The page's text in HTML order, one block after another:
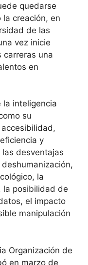
quedarse
la creación, en
de las
vez inicie
carreras una
en
la inteligencia
su
y
desventajas
la
la posibilidad de
el impacto
manipulación
Organización de
en marzo de